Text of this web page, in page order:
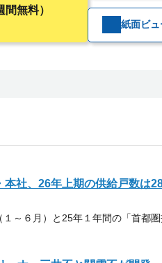
間無料）
紙面ビ
本社、26年上期の供給戸数は
～６月）と25年１年間の「首都